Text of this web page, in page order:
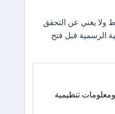
ولا يغني عن التحقق
الرسمية قبل فتح
تنظيمية